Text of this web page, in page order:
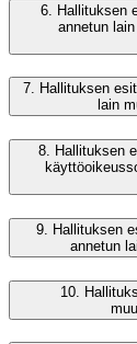
6.
Hallituksen
annetun
7. Hallituksen
lain
8. Hallituksen
9.
Hallituksen
annetun
10.